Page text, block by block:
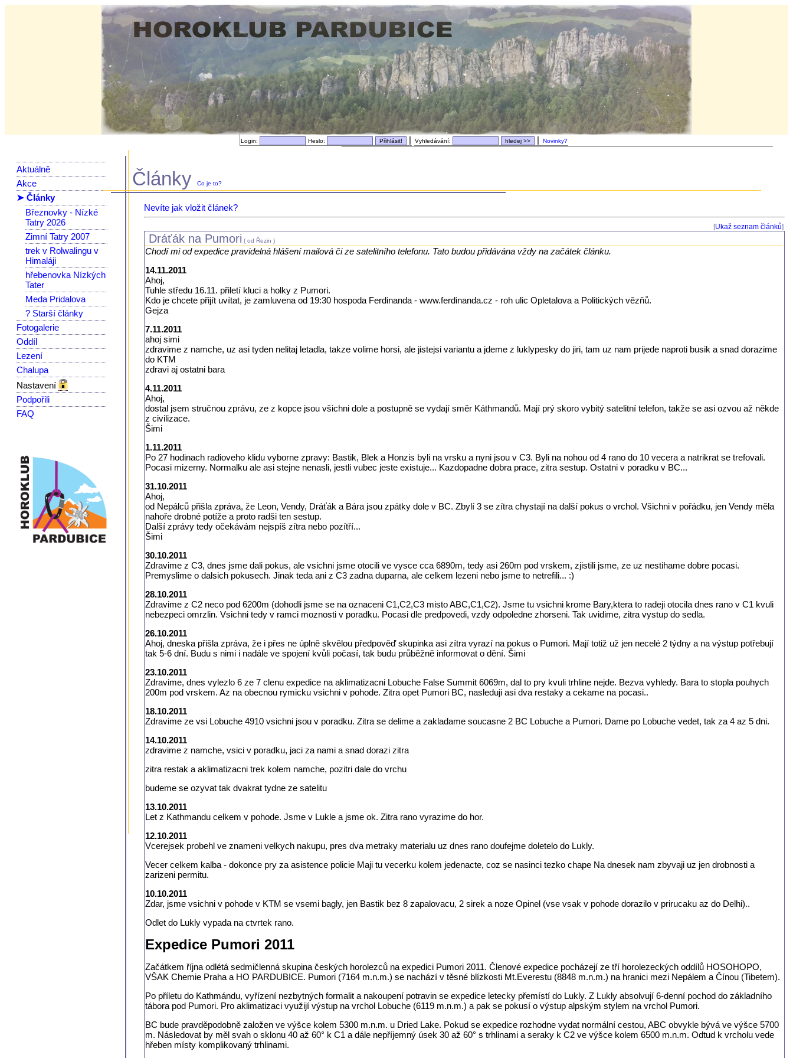
Login: Heslo: | Vyhledávání: | Novinky?
Aktuálně
Akce
➤ Články
Březnovky - Nízké
Tatry 2026
Zimní Tatry 2007
trek v Rolwalingu v
Himaláji
hřebenovka Nízkých
Tater
Meda Pridalova
? Starší články
Fotogalerie
Oddíl
Lezení
Chalupa
Nastavení
Podpořili
FAQ
Články Co je to?
Nevíte jak vložit článek?
[Ukaž seznam článků]
Dráťák na Pumori ( od Řezin )
Chodí mi od expedice pravidelná hlášení mailová či ze satelitního telefonu. Tato budou přidávána vždy na začátek článku.
14.11.2011
Ahoj,
Tuhle středu 16.11. přiletí kluci a holky z Pumori.
Kdo je chcete přijít uvítat, je zamluvena od 19:30 hospoda Ferdinanda - www.ferdinanda.cz - roh ulic Opletalova a Politických vězňů.
Gejza
7.11.2011
ahoj simi
zdravime z namche, uz asi tyden nelitaj letadla, takze volime horsi, ale jistejsi variantu a jdeme z luklypesky do jiri, tam uz nam prijede naproti busik a snad dorazime
do KTM
zdravi aj ostatni bara
4.11.2011
Ahoj,
dostal jsem stručnou zprávu, ze z kopce jsou všichni dole a postupně se vydají směr Káthmandů. Mají prý skoro vybitý satelitní telefon, takže se asi ozvou až někde
z civilizace.
Šimi
1.11.2011
Po 27 hodinach radioveho klidu vyborne zpravy: Bastik, Blek a Honzis byli na vrsku a nyni jsou v C3. Byli na nohou od 4 rano do 10 vecera a natrikrat se trefovali.
Pocasi mizerny. Normalku ale asi stejne nenasli, jestli vubec jeste existuje... Kazdopadne dobra prace, zitra sestup. Ostatni v poradku v BC...
31.10.2011
Ahoj,
od Nepálců přišla zpráva, že Leon, Vendy, Dráťák a Bára jsou zpátky dole v BC. Zbylí 3 se zítra chystají na další pokus o vrchol. Všichni v pořádku, jen Vendy měla
nahoře drobné potíže a proto radši ten sestup.
Další zprávy tedy očekávám nejspíš zítra nebo pozítří...
Šimi
30.10.2011
Zdravime z C3, dnes jsme dali pokus, ale vsichni jsme otocili ve vysce cca 6890m, tedy asi 260m pod vrskem, zjistili jsme, ze uz nestihame dobre pocasi.
Premyslime o dalsich pokusech. Jinak teda ani z C3 zadna duparna, ale celkem lezeni nebo jsme to netrefili... :)
28.10.2011
Zdravime z C2 neco pod 6200m (dohodli jsme se na oznaceni C1,C2,C3 misto ABC,C1,C2). Jsme tu vsichni krome Bary,ktera to radeji otocila dnes rano v C1 kvuli
nebezpeci omrzlin. Vsichni tedy v ramci moznosti v poradku. Pocasi dle predpovedi, vzdy odpoledne zhorseni. Tak uvidime, zitra vystup do sedla.
26.10.2011
Ahoj, dneska přišla zpráva, že i přes ne úplně skvělou předpověď skupinka asi zítra vyrazí na pokus o Pumori. Mají totiž už jen necelé 2 týdny a na výstup potřebují
tak 5-6 dní. Budu s nimi i nadále ve spojení kvůli počasí, tak budu průběžně informovat o dění. Šimi
23.10.2011
Zdravime, dnes vylezlo 6 ze 7 clenu expedice na aklimatizacni Lobuche False Summit 6069m, dal to pry kvuli trhline nejde. Bezva vyhledy. Bara to stopla pouhych
200m pod vrskem. Az na obecnou rymicku vsichni v pohode. Zitra opet Pumori BC, nasleduji asi dva restaky a cekame na pocasi..
18.10.2011
Zdravime ze vsi Lobuche 4910 vsichni jsou v poradku. Zitra se delime a zakladame soucasne 2 BC Lobuche a Pumori. Dame po Lobuche vedet, tak za 4 az 5 dni.
14.10.2011
zdravime z namche, vsici v poradku, jaci za nami a snad dorazi zitra
zitra restak a aklimatizacni trek kolem namche, pozitri dale do vrchu
budeme se ozyvat tak dvakrat tydne ze satelitu
13.10.2011
Let z Kathmandu celkem v pohode. Jsme v Lukle a jsme ok. Zitra rano vyrazime do hor.
12.10.2011
Vcerejsek probehl ve znameni velkych nakupu, pres dva metraky materialu uz dnes rano doufejme doletelo do Lukly.
Vecer celkem kalba - dokonce pry za asistence policie Maji tu vecerku kolem jedenacte, coz se nasinci tezko chape Na dnesek nam zbyvaji uz jen drobnosti a
zarizeni permitu.
10.10.2011
Zdar, jsme vsichni v pohode v KTM se vsemi bagly, jen Bastik bez 8 zapalovacu, 2 sirek a noze Opinel (vse vsak v pohode dorazilo v prirucaku az do Delhi)..
Odlet do Lukly vypada na ctvrtek rano.
Expedice Pumori 2011
Začátkem října odlétá sedmičlenná skupina českých horolezců na expedici Pumori 2011. Členové expedice pocházejí ze tří horolezeckých oddílů HOSOHOPO,
VŠAK Chemie Praha a HO PARDUBICE. Pumori (7164 m.n.m.) se nachází v těsné blízkosti Mt.Everestu (8848 m.n.m.) na hranici mezi Nepálem a Čínou (Tibetem).
Po příletu do Kathmándu, vyřízení nezbytných formalit a nakoupení potravin se expedice letecky přemístí do Lukly. Z Lukly absolvují 6-denní pochod do základního
tábora pod Pumori. Pro aklimatizaci využijí výstup na vrchol Lobuche (6119 m.n.m.) a pak se pokusí o výstup alpským stylem na vrchol Pumori.
BC bude pravděpodobně založen ve výšce kolem 5300 m.n.m. u Dried Lake. Pokud se expedice rozhodne vydat normální cestou, ABC obvykle bývá ve výšce 5700
m. Následovat by měl svah o sklonu 40 až 60° k C1 a dále nepříjemný úsek 30 až 60° s trhlinami a seraky k C2 ve výšce kolem 6500 m.n.m. Odtud k vrcholu vede
hřeben místy komplikovaný trhlinami.